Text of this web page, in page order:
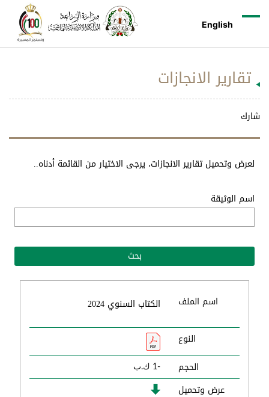
English
تقارير الانجازات
شارك
لعرض وتحميل تقارير الانجازات، يرجى الاختيار من القائمة أدناه..
اسم الوثيقة
اسم الملف الكتاب السنوي 2024
النوع
الحجم
-1 ك.ب
عرض وتحميل